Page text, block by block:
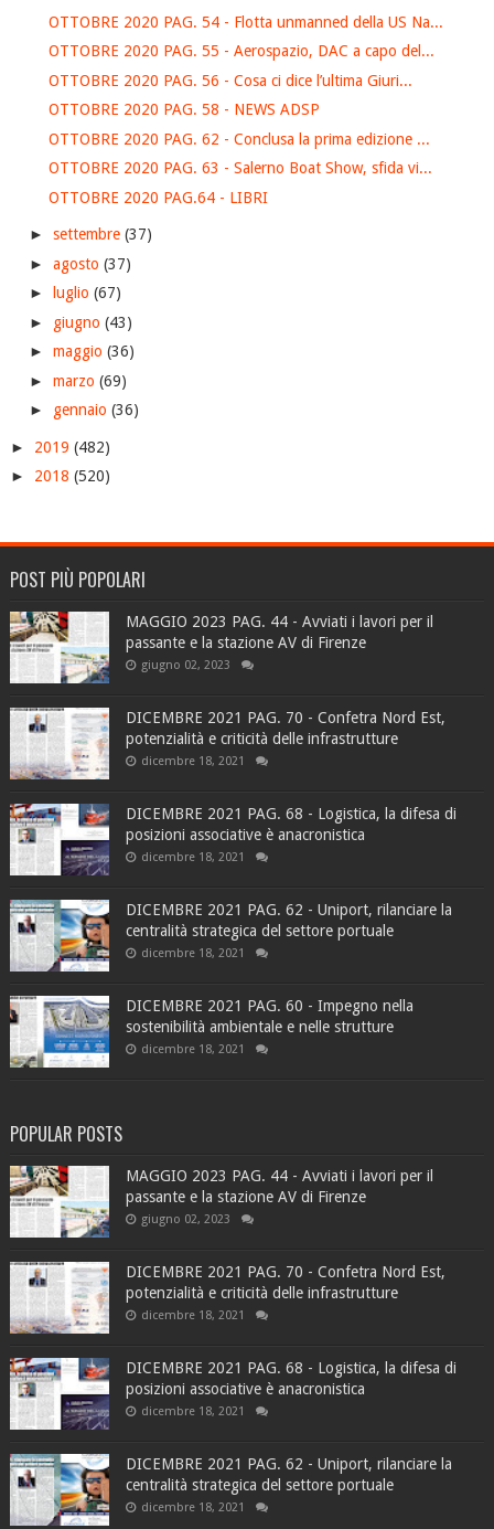
OTTOBRE 2020 PAG. 54 - Flotta unmanned della US Na...
OTTOBRE 2020 PAG. 55 - Aerospazio, DAC a capo del...
OTTOBRE 2020 PAG. 56 - Cosa ci dice l’ultima Giuri...
OTTOBRE 2020 PAG. 58 - NEWS ADSP
OTTOBRE 2020 PAG. 62 - Conclusa la prima edizione ...
OTTOBRE 2020 PAG. 63 - Salerno Boat Show, sfida vi...
OTTOBRE 2020 PAG.64 - LIBRI
► settembre (37)
► agosto (37)
►
luglio (67)
► giugno (43)
► maggio (36)
► marzo (69)
► gennaio (36)
► 2019 (482)
► 2018 (520)
POST PIÙ POPOLARI
MAGGIO 2023 PAG. 44 - Avviati i lavori per il
passante e la stazione AV di Firenze
giugno 02, 2023
DICEMBRE 2021 PAG. 70 - Confetra Nord Est,
potenzialità e criticità delle infrastrutture
dicembre 18, 2021
DICEMBRE 2021 PAG. 68 - Logistica, la difesa di
posizioni associative è anacronistica
dicembre 18, 2021
DICEMBRE 2021 PAG. 62 - Uniport, rilanciare la
centralità strategica del settore portuale
dicembre 18, 2021
DICEMBRE 2021 PAG. 60 - Impegno nella
sostenibilità ambientale e nelle strutture
dicembre 18, 2021
POPULAR POSTS
MAGGIO 2023 PAG. 44 - Avviati i lavori per il
passante e la stazione AV di Firenze
giugno 02, 2023
DICEMBRE 2021 PAG. 70 - Confetra Nord Est,
potenzialità e criticità delle infrastrutture
dicembre 18, 2021
DICEMBRE 2021 PAG. 68 - Logistica, la difesa di
posizioni associative è anacronistica
dicembre 18, 2021
DICEMBRE 2021 PAG. 62 - Uniport, rilanciare la
centralità strategica del settore portuale
dicembre 18, 2021